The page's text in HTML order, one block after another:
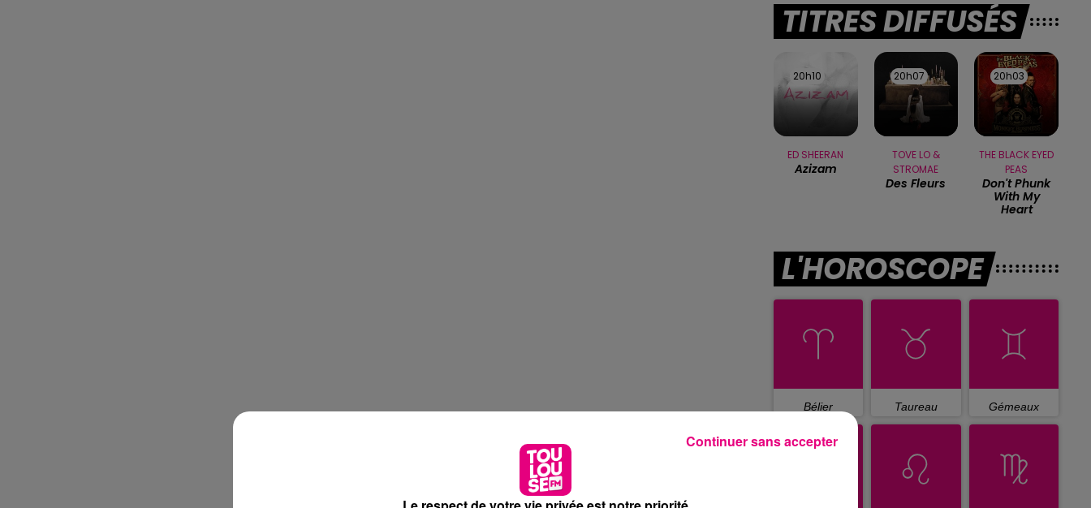
TITRES DIFFUSÉS
20h10
20h10
ED SHEERAN
Azizam
20h07
20h07
TOVE LO &
STROMAE
Des Fleurs
20h03
20h03
THE BLACK EYED
PEAS
Don't Phunk
With My
Heart
L'HOROSCOPE
Bélier Taureau Gémeaux
Continuer sans accepter